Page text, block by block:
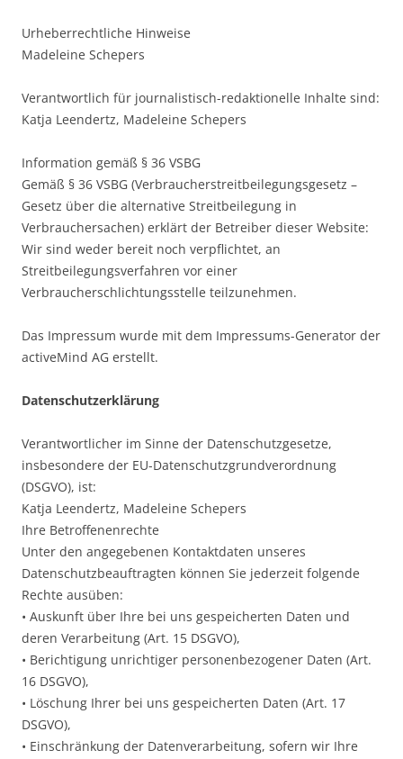
Urheberrechtliche Hinweise
Madeleine Schepers
Verantwortlich für journalistisch-redaktionelle Inhalte sind:
Katja Leendertz, Madeleine Schepers
Information gemäß § 36 VSBG
Gemäß § 36 VSBG (Verbraucherstreitbeilegungsgesetz –
Gesetz über die alternative Streitbeilegung in
Verbrauchersachen) erklärt der Betreiber dieser Website:
Wir sind weder bereit noch verpflichtet, an
Streitbeilegungsverfahren vor einer
Verbraucherschlichtungsstelle teilzunehmen.
Das Impressum wurde mit dem Impressums-Generator der
activeMind AG erstellt.
Datenschutzerklärung
Verantwortlicher im Sinne der Datenschutzgesetze,
insbesondere der EU-Datenschutzgrundverordnung
(DSGVO), ist:
Katja Leendertz, Madeleine Schepers
Ihre Betroffenenrechte
Unter den angegebenen Kontaktdaten unseres
Datenschutzbeauftragten können Sie jederzeit folgende
Rechte ausüben:
• Auskunft über Ihre bei uns gespeicherten Daten und
deren Verarbeitung (Art. 15 DSGVO),
• Berichtigung unrichtiger personenbezogener Daten (Art.
16 DSGVO),
• Löschung Ihrer bei uns gespeicherten Daten (Art. 17
DSGVO),
• Einschränkung der Datenverarbeitung, sofern wir Ihre